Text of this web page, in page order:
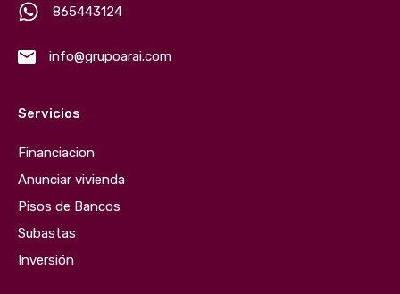
865443124
info@grupoarai.com
Servicios
Financiacion
Anunciar vivienda
Pisos de Bancos
Subastas
Inversión